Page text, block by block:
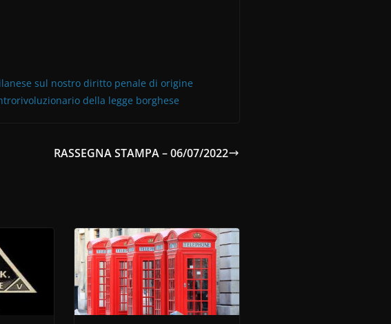
sul nostro diritto penale di origine
della legge borghese
RASSEGNA STAMPA – 06/07/2022